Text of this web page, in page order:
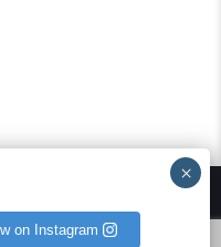
on Instagram